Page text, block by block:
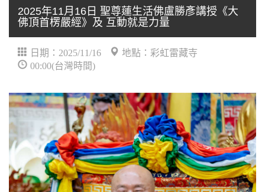
2025年11月16日 聖尊蓮生活佛盧勝彥講授《大
佛頂首楞嚴經》及 互動就是力量
日期：2025/11/16
地點：彩虹雷藏寺
00:00(台灣時間)